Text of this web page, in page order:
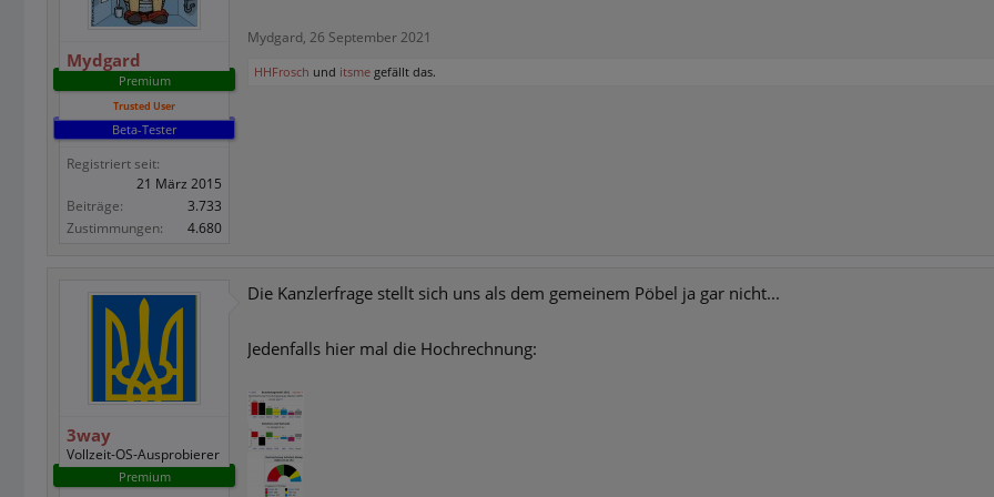
Mydgard
Premium
Trusted User
Beta-Tester
Registriert seit:
21 März 2015
Beiträge:
3.733
Zustimmungen:
4.680
Mydgard, 26 September 2021
HHFrosch und itsme gefällt das.
3way
Vollzeit-OS-Ausprobierer
Premium
Die Kanzlerfrage stellt sich uns als dem gemeinem Pöbel ja gar nicht...
Jedenfalls hier mal die Hochrechnung: